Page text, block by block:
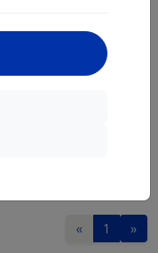
9,81 €
Auf Lager > 5 Stk.
« 1 »